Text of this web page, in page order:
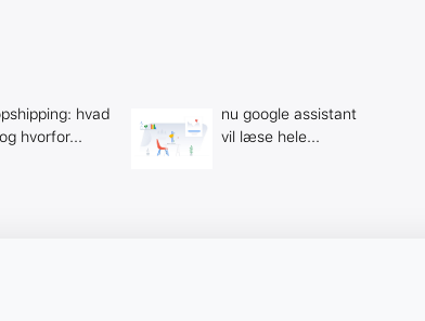
hvad
hvorfor...
nu google assistant
vil læse hele...